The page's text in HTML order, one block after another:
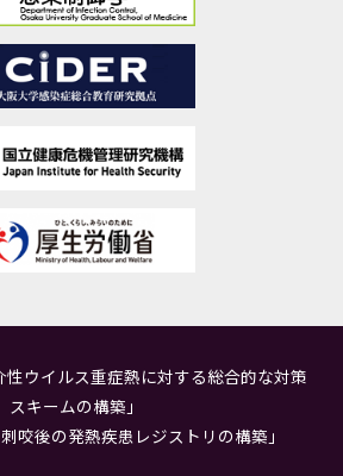
性ウイルス重症熱に対する総合的な対策
スキームの構築」
咬後の発熱疾患レジストリの構築」